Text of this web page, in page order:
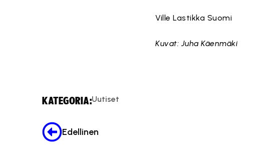
Ville Lastikka Suomi
Kuvat: Juha Käenmäki
KATEGORIA:Uutiset
Edellinen